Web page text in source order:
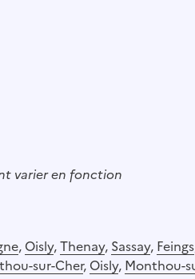
varier en fonction
, Oisly,Thenay, Sassay, Feings
sur-Cher, Oisly, Monthou-